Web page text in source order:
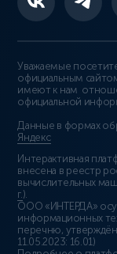
Уважаемые
официальным
имеют к нам
официальной
Данные в формах
Яндекс
Интерактивная
внесена в реестр
вычислительных
г.).
ООО «ИНТЕРДА»
информационных
перечню,
11.05.2023: 16.01)